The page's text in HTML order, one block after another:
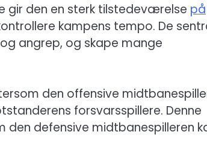
gir den en sterk tilstedeværelse på
kampens tempo. De
angrep, og skape mange
den offensive
forsvarsspillere. Denne
defensive midtbanespilleren